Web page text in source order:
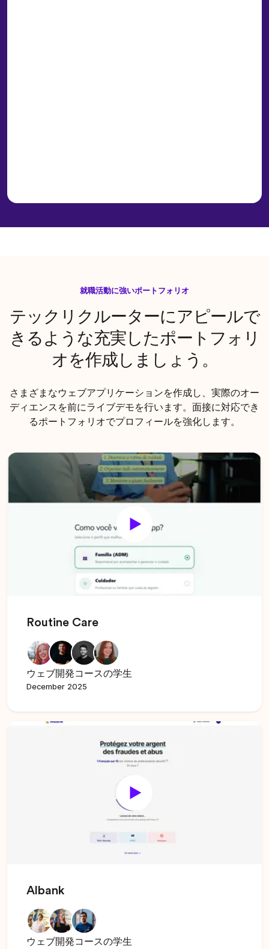
就職活動に強いポートフォリオ
テックリクルーターにアピールで
きるような充実したポートフォリ
オを作成しましょう。
さまざまなウェブアプリケーションを作成し、実際のオー
ディエンスを前にライブデモを行います。面接に対応でき
るポートフォリオでプロフィールを強化します。
Routine Care
ウェブ開発コースの学生
December 2025
Albank
ウェブ開発コースの学生